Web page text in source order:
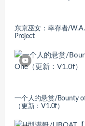
东京巫女：幸存者/
Project
一个人的悬赏/Bounty
（更新：V1.0f）